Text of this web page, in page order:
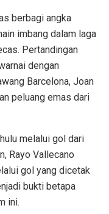
berbagi angka
imbang dalam laga
Pertandingan
dengan
Barcelona, Joan
peluang emas dari
melalui gol dari
Rayo Vallecano
gol yang dicetak
bukti betapa
ini.